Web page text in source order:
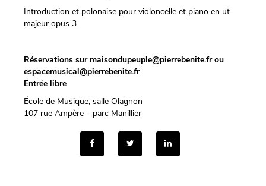
Introduction et polonaise pour violoncelle et piano en ut
majeur opus 3
Réservations sur maisondupeuple@pierrebenite.fr ou
espacemusical@pierrebenite.fr
Entrée libre
École de Musique, salle Olagnon
107 rue Ampère – parc Manillier